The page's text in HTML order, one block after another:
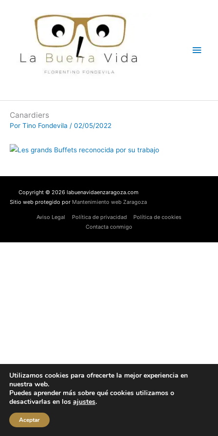
Canardiers
Por Tino Fondevila / 02/05/2022
Copyright © 2026 labuenavidaenzaragoza.com
Sitio web protegido por Mantenimiento web Zaragoza
Aviso Legal Política de privacidad
Política de cookies
Contacta conmigo
Utilizamos cookies para ofrecerte la mejor experiencia en
nuestra web.
Puedes aprender más sobre qué cookies utilizamos o
desactivarlas en los ajustes.
Aceptar